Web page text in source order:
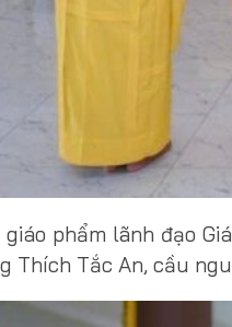
phẩm lãnh đạo
Thích Tắc An, cầu